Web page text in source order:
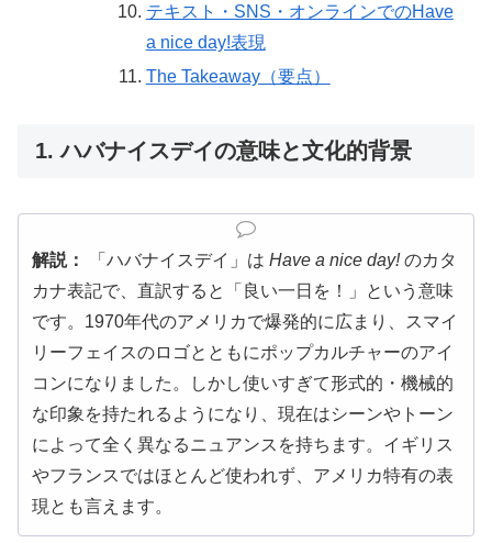
テキスト・SNS・オンラインでのHave
a nice day!表現
The Takeaway（要点）
1. ハバナイスデイの意味と文化的背景
解説： 「ハバナイスデイ」は Have a nice day!のカタ
カナ表記で、直訳すると「良い一日を！」という意味
です。1970年代のアメリカで爆発的に広まり、スマイ
リーフェイスのロゴとともにポップカルチャーのアイ
コンになりました。しかし使いすぎて形式的・機械的
な印象を持たれるようになり、現在はシーンやトーン
によって全く異なるニュアンスを持ちます。イギリス
やフランスではほとんど使われず、アメリカ特有の表
現とも言えます。